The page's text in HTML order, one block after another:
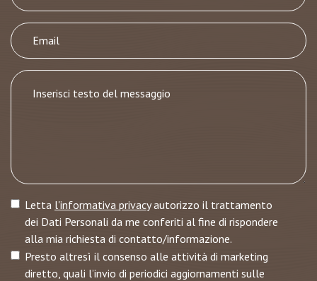
Letta l'informativa privacyautorizzo il trattamento
dei Dati Personali da me conferiti al fine di rispondere
alla mia richiesta di contatto/informazione.
Presto altresì il consenso alle attività di marketing
diretto, quali l’invio di periodici aggiornamenti sulle